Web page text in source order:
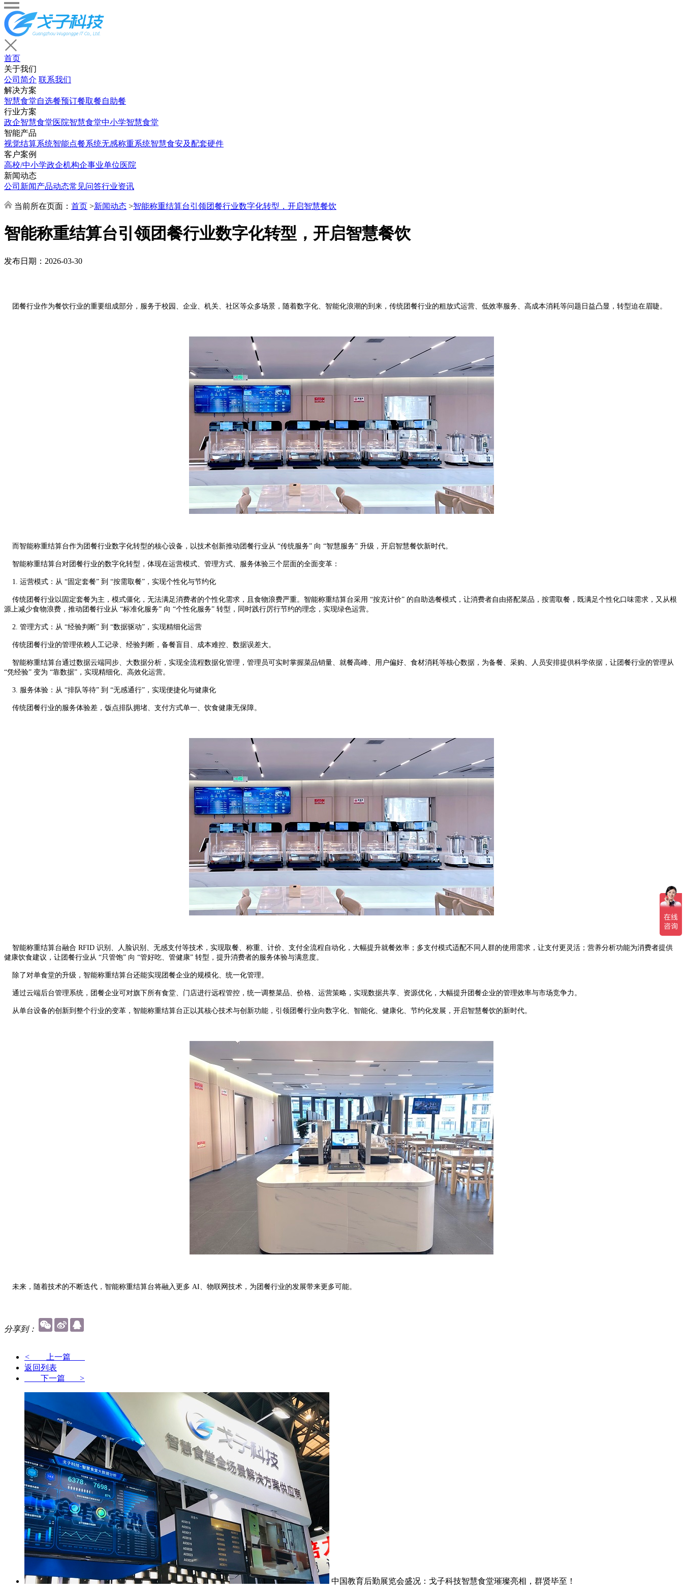
首页
关于我们
公司简介 联系我们
解决方案
智慧食堂自选餐预订餐取餐自助餐
行业方案
政企智慧食堂医院智慧食堂中小学智慧食堂
智能产品
视觉结算系统智能点餐系统无感称重系统智慧食安及配套硬件
客户案例
高校/中小学政企机构企事业单位医院
新闻动态
公司新闻产品动态常见问答行业资讯
当前所在页面： 首页 >新闻动态 >智能称重结算台引领团餐行业数字化转型，开启智慧餐饮
智能称重结算台引领团餐行业数字化转型，开启智慧餐饮
发布日期：2026-03-30
团餐行业作为餐饮行业的重要组成部分，服务于校园、企业、机关、社区等众多场景，随着数字化、智能化浪潮的到来，传统团餐行业的粗放式运营、低效率服务、高成本消耗等问题日益凸显，转型迫在眉睫。
而智能称重结算台作为团餐行业数字化转型的核心设备，以技术创新推动团餐行业从 “传统服务” 向 “智慧服务” 升级，开启智慧餐饮新时代。
智能称重结算台对团餐行业的数字化转型，体现在运营模式、管理方式、服务体验三个层面的全面变革：
1. 运营模式：从 “固定套餐” 到 “按需取餐”，实现个性化与节约化
传统团餐行业以固定套餐为主，模式僵化，无法满足消费者的个性化需求，且食物浪费严重。智能称重结算台采用 “按克计价” 的自助选餐模式，让消费者自由搭配菜品，按需取餐，既满足个性化口味需求，又从根
源上减少食物浪费，推动团餐行业从 “标准化服务” 向 “个性化服务” 转型，同时践行厉行节约的理念，实现绿色运营。
2. 管理方式：从 “经验判断” 到 “数据驱动”，实现精细化运营
传统团餐行业的管理依赖人工记录、经验判断，备餐盲目、成本难控、数据误差大。
智能称重结算台通过数据云端同步、大数据分析，实现全流程数据化管理，管理员可实时掌握菜品销量、就餐高峰、用户偏好、食材消耗等核心数据，为备餐、采购、人员安排提供科学依据，让团餐行业的管理从
“凭经验” 变为 “靠数据”，实现精细化、高效化运营。
3. 服务体验：从 “排队等待” 到 “无感通行”，实现便捷化与健康化
传统团餐行业的服务体验差，饭点排队拥堵、支付方式单一、饮食健康无保障。
智能称重结算台融合 RFID 识别、人脸识别、无感支付等技术，实现取餐、称重、计价、支付全流程自动化，大幅提升就餐效率；多支付模式适配不同人群的使用需求，让支付更灵活；营养分析功能为消费者提供
健康饮食建议，让团餐行业从 “只管饱” 向 “管好吃、管健康” 转型，提升消费者的服务体验与满意度。
除了对单食堂的升级，智能称重结算台还能实现团餐企业的规模化、统一化管理。
通过云端后台管理系统，团餐企业可对旗下所有食堂、门店进行远程管控，统一调整菜品、价格、运营策略，实现数据共享、资源优化，大幅提升团餐企业的管理效率与市场竞争力。
从单台设备的创新到整个行业的变革，智能称重结算台正以其核心技术与创新功能，引领团餐行业向数字化、智能化、健康化、节约化发展，开启智慧餐饮的新时代。
未来，随着技术的不断迭代，智能称重结算台将融入更多 AI、物联网技术，为团餐行业的发展带来更多可能。
分享到：
< 上一篇
返回列表
下一篇 >
中国教育后勤展览会盛况：戈子科技智慧食堂璀璨亮相，群贤毕至！